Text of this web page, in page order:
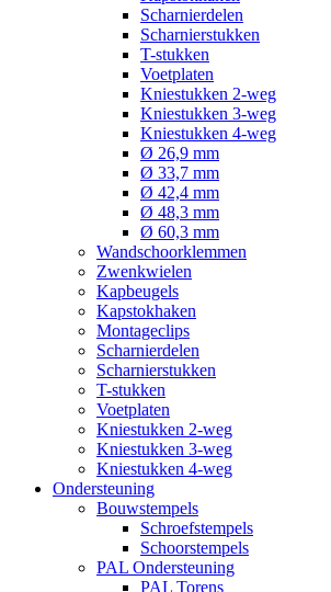
Scharnierdelen
Scharnierstukken
T-stukken
Voetplaten
Kniestukken 2-weg
Kniestukken 3-weg
Kniestukken 4-weg
Ø 26,9 mm
Ø 33,7 mm
Ø 42,4 mm
Ø 48,3 mm
Ø 60,3 mm
Wandschoorklemmen
Zwenkwielen
Kapbeugels
Kapstokhaken
Montageclips
Scharnierdelen
Scharnierstukken
T-stukken
Voetplaten
Kniestukken 2-weg
Kniestukken 3-weg
Kniestukken 4-weg
Ondersteuning
Bouwstempels
Schroefstempels
Schoorstempels
PAL Ondersteuning
PAL Torens